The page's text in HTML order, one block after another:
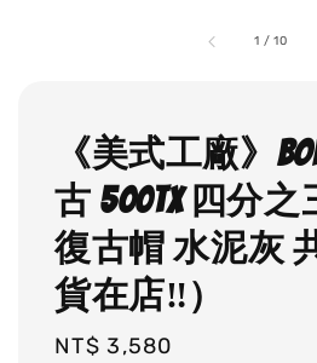
1 /10
《美式工廠》
古 500TX 四分
復古帽 水泥灰
貨在店‼）
Regular
NT$ 3,580